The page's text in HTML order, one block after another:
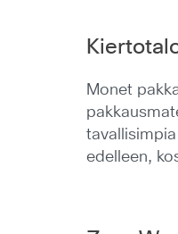
Monet
edelleen,